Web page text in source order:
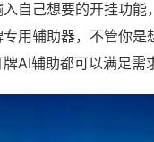
自己想要的开挂功能
用辅助器，不管你是
AI辅助都可以满足需